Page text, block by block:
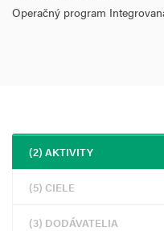
Operačný program
(2) AKTIVITY
(5) CIELE
(3) DODÁVATELIA